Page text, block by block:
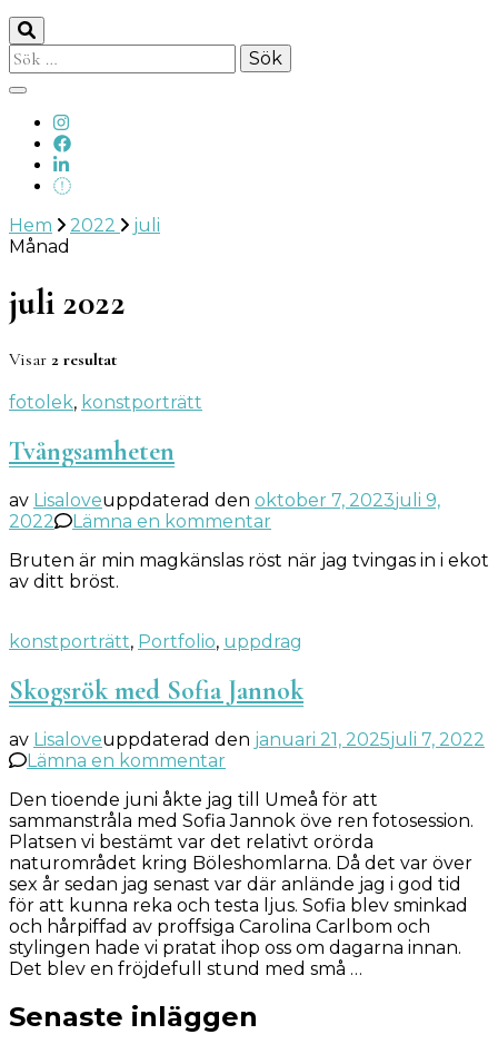
Sök
efter:
Hem 2022
juli
Månad
juli 2022
Visar 2 resultat
fotolek, konstporträtt
Tvångsamheten
av Lisaloveuppdaterad den oktober 7, 2023juli 9,
2022
Lämna en kommentar
Bruten är min magkänslas röst när jag tvingas in i ekot
av ditt bröst.
konstporträtt, Portfolio, uppdrag
Skogsrök med Sofia Jannok
av Lisaloveuppdaterad den januari 21, 2025juli 7, 2022
Lämna en kommentar
med
Sofia
Jannok
Den tioende juni åkte jag till Umeå för att
sammanstråla med Sofia Jannok öve ren fotosession.
Platsen vi bestämt var det relativt orörda
naturområdet kring Böleshomlarna. Då det var över
sex år sedan jag senast var där anlände jag i god tid
för att kunna reka och testa ljus. Sofia blev sminkad
och hårpiffad av proffsiga Carolina Carlbom och
stylingen hade vi pratat ihop oss om dagarna innan.
Det blev en fröjdefull stund med små …
Senaste inläggen